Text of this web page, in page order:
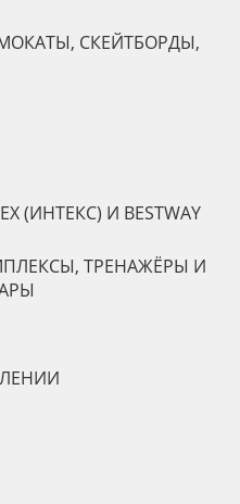
СКЕЙТБОРДЫ,
(ИНТЕКС) И BESTWAY
ТРЕНАЖЁРЫ И